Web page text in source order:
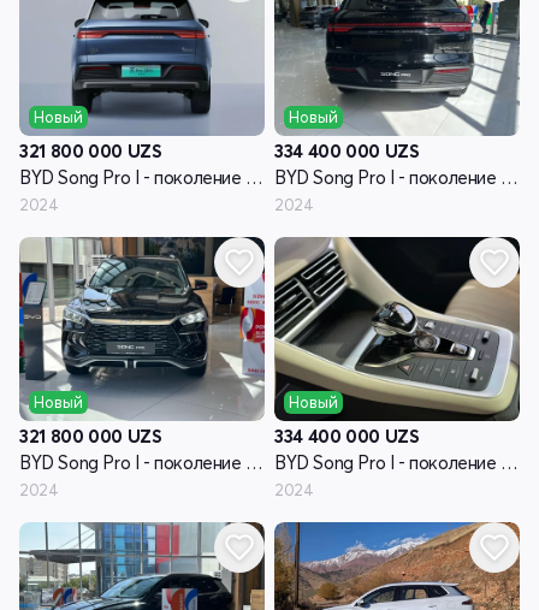
Новый
321 800 000 UZS
BYD Song Pro I - поколение рестайлинг
2024
Новый
334 400 000 UZS
BYD Song Pro I - поколение рестайлинг
2024
Новый
321 800 000 UZS
BYD Song Pro I - поколение рестайлинг
2024
Новый
334 400 000 UZS
BYD Song Pro I - поколение рестайлинг
2024